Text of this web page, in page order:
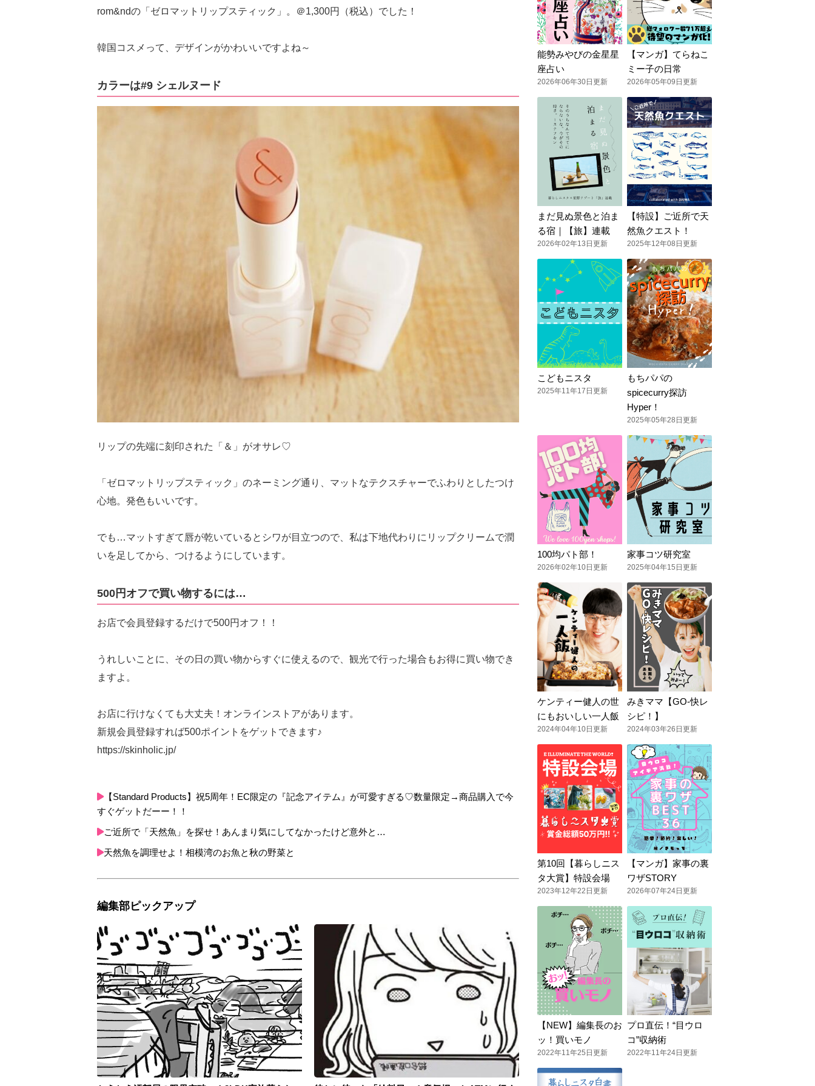
rom&ndの「ゼロマットリップスティック」。＠1,300円（税込）でした！
韓国コスメって、デザインがかわいいですよね～
カラーは#9 シェルヌード
リップの先端に刻印された「＆」がオサレ♡
「ゼロマットリップスティック」のネーミング通り、マットなテクスチャーでふわりとしたつけ
心地。発色もいいです。
でも…マットすぎて唇が乾いているとシワが目立つので、私は下地代わりにリップクリームで潤
いを足してから、つけるようにしています。
500円オフで買い物するには…
お店で会員登録するだけで500円オフ！！
うれしいことに、その日の買い物からすぐに使えるので、観光で行った場合もお得に買い物でき
ますよ。
お店に行けなくても大丈夫！オンラインストアがあります。
新規会員登録すれば500ポイントをゲットできます♪
https://skinholic.jp/
【Standard Products】祝5周年！EC限定の『記念アイテム』が可愛すぎる♡数量限定→商品購入で今
すぐゲットだーー！！
ご近所で「天然魚」を探せ！あんまり気にしてなかったけど意外と…
天然魚を調理せよ！相模湾のお魚と秋の野菜と
編集部ピックアップ
能勢みやびの金星星
座占い
2026年06年30日更新
【マンガ】てらねこ
ミー子の日常
2026年05年09日更新
まだ見ぬ景色と泊ま
る宿｜【旅】連載
2026年02年13日更新
【特設】ご近所で天
然魚クエスト！
2025年12年08日更新
こどもニスタ
2025年11年17日更新
もちパパの
spicecurry探訪
Hyper！
2025年05年28日更新
100均パト部！
2026年02年10日更新
家事コツ研究室
2025年04年15日更新
ケンティー健人の世
にもおいしい一人飯
2024年04年10日更新
みきママ【GO-快レ
シピ！】
2024年03年26日更新
第10回【暮らしニス
タ大賞】特設会場
2023年12年22日更新
【マンガ】家事の裏
ワザSTORY
2026年07年24日更新
【NEW】編集長のお
ッ！買いモノ
2022年11年25日更新
プロ直伝！“目ウロ
コ”収納術
2022年11年24日更新